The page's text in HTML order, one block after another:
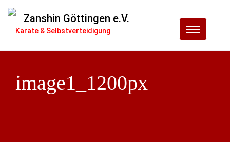
Menu
Zanshin Göttingen e.V.
Karate & Selbstverteidigung
image1_1200px